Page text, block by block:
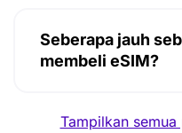
Seberapa jauh
membeli eSIM?
Tampilkan